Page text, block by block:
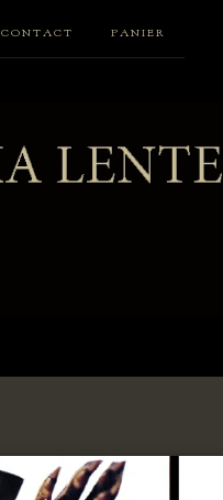
CONTACT PANIER